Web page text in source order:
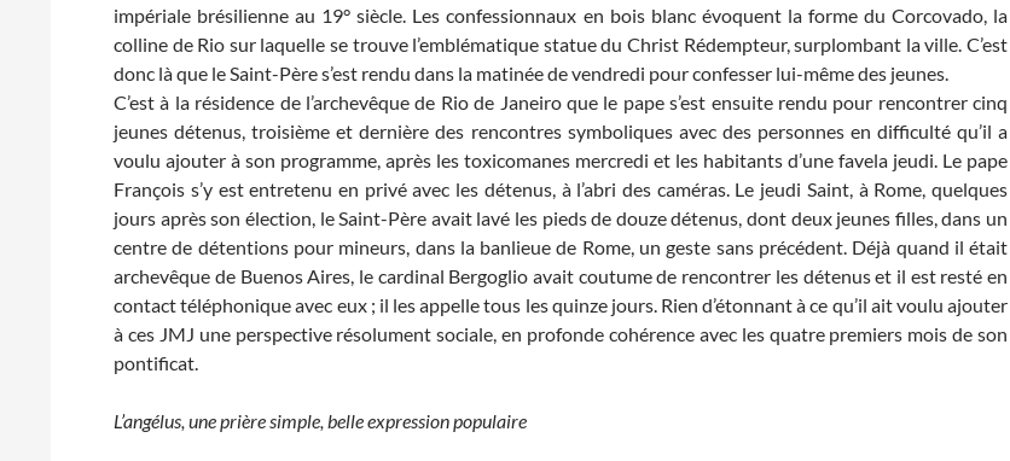
impériale brésilienne au 19° siècle. Les confessionnaux en bois blanc évoquent la forme du Corcovado, la
colline de Rio sur laquelle se trouve l’emblématique statue du Christ Rédempteur, surplombant la ville. C’est
donc là que le Saint-Père s’est rendu dans la matinée de vendredi pour confesser lui-même des jeunes.
C’est à la résidence de l’archevêque de Rio de Janeiro que le pape s’est ensuite rendu pour rencontrer cinq
jeunes détenus, troisième et dernière des rencontres symboliques avec des personnes en difficulté qu’il a
voulu ajouter à son programme, après les toxicomanes mercredi et les habitants d’une favela jeudi. Le pape
François s’y est entretenu en privé avec les détenus, à l’abri des caméras. Le jeudi Saint, à Rome, quelques
jours après son élection, le Saint-Père avait lavé les pieds de douze détenus, dont deux jeunes filles, dans un
centre de détentions pour mineurs, dans la banlieue de Rome, un geste sans précédent. Déjà quand il était
archevêque de Buenos Aires, le cardinal Bergoglio avait coutume de rencontrer les détenus et il est resté en
contact téléphonique avec eux ; il les appelle tous les quinze jours. Rien d’étonnant à ce qu’il ait voulu ajouter
à ces JMJ une perspective résolument sociale, en profonde cohérence avec les quatre premiers mois de son
pontificat.
L’angélus, une prière simple, belle expression populaire